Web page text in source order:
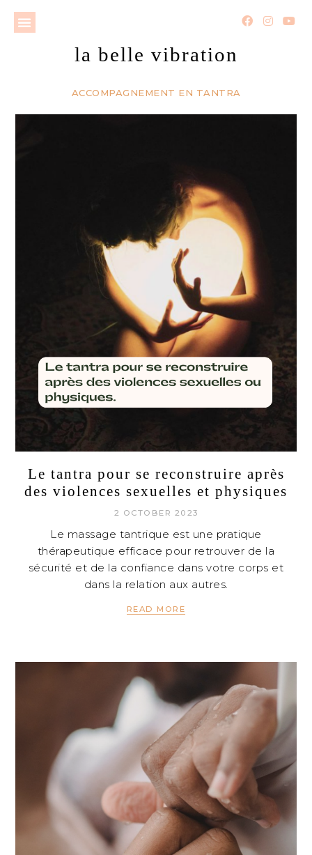
la belle vibration
ACCOMPAGNEMENT EN TANTRA
Le tantra pour se reconstruire après
des violences sexuelles et physiques
2 OCTOBER 2023
Le massage tantrique est une pratique
thérapeutique efficace pour retrouver de la
sécurité et de la confiance dans votre corps et
dans la relation aux autres.
READ MORE